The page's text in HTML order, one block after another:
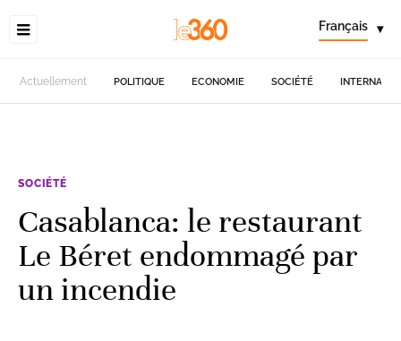
Français ▾
Actuellement POLITIQUE ECONOMIE SOCIÉTÉ
SOCIÉTÉ
Casablanca: le restaurant
Le Béret endommagé par
un incendie